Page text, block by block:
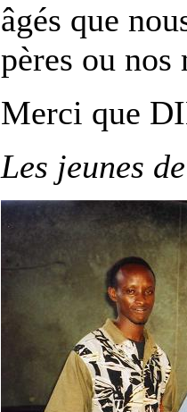
âgés que
pères ou nos
Merci que
Les jeunes